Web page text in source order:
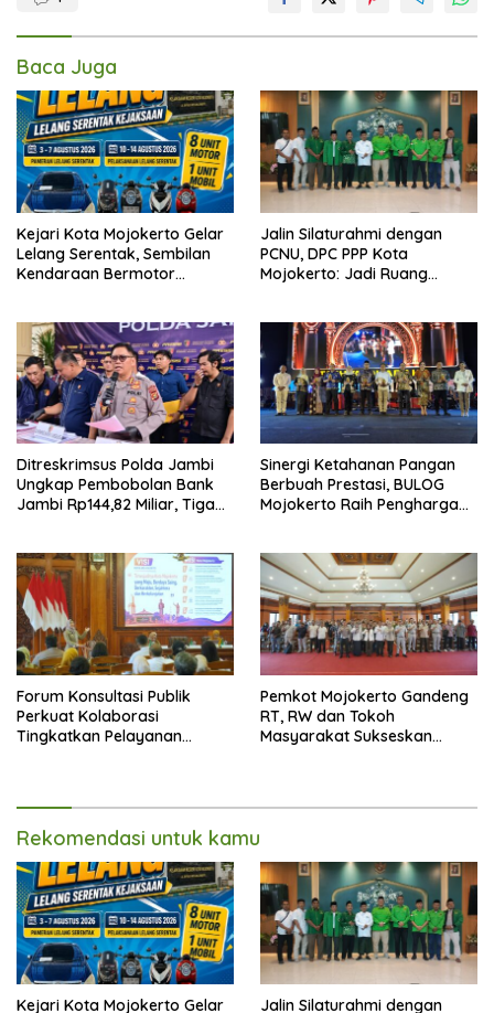
Baca Juga
Kejari Kota Mojokerto Gelar
Lelang Serentak, Sembilan
Kendaraan Bermotor
Jalin Silaturahmi dengan
PCNU, DPC PPP Kota
Mojokerto: Jadi Ruang
Ditreskrimsus Polda Jambi
Ungkap Pembobolan Bank
Jambi Rp144,82 Miliar, Tiga
Sinergi Ketahanan Pangan
Berbuah Prestasi, BULOG
Mojokerto Raih Penghargaan
Forum Konsultasi Publik
Perkuat Kolaborasi
Tingkatkan Pelayanan
Pemkot Mojokerto Gandeng
RT, RW dan Tokoh
Masyarakat Sukseskan
Rekomendasi untuk kamu
Kejari Kota Mojokerto Gelar
Jalin Silaturahmi dengan